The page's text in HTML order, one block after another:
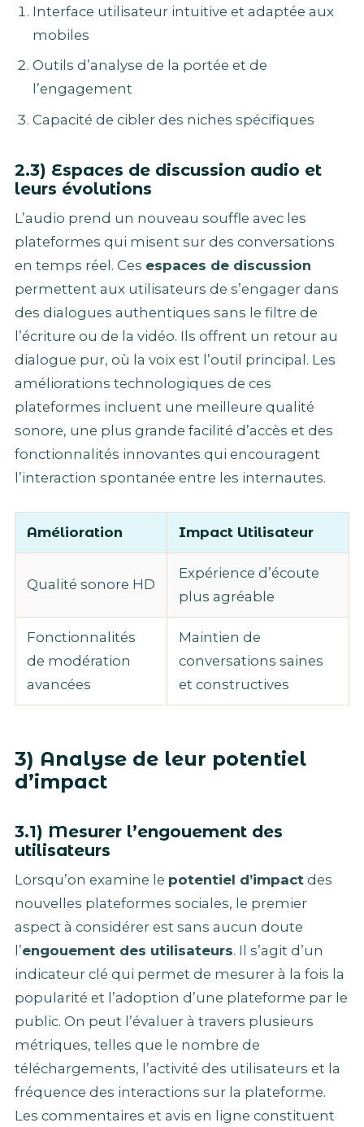
Interface utilisateur intuitive et adaptée aux
mobiles
Outils d’analyse de la portée et de
l’engagement
Capacité de cibler des niches spécifiques
2.3) Espaces de discussion audio et
leurs évolutions
L’audio prend un nouveau souffle avec les
plateformes qui misent sur des conversations
en temps réel. Ces espaces de discussion
permettent aux utilisateurs de s’engager dans
des dialogues authentiques sans le filtre de
l’écriture ou de la vidéo. Ils offrent un retour au
dialogue pur, où la voix est l’outil principal. Les
améliorations technologiques de ces
plateformes incluent une meilleure qualité
sonore, une plus grande facilité d’accès et des
fonctionnalités innovantes qui encouragent
l’interaction spontanée entre les internautes.
Amélioration Impact Utilisateur
Qualité sonore HD
Expérience d’écoute
plus agréable
Fonctionnalités
de modération
avancées
Maintien de
conversations saines
et constructives
3) Analyse de leur potentiel
d’impact
3.1) Mesurer l’engouement des
utilisateurs
Lorsqu’on examine le potentiel d’impact des
nouvelles plateformes sociales, le premier
aspect à considérer est sans aucun doute
l’engouement des utilisateurs. Il s’agit d’un
indicateur clé qui permet de mesurer à la fois la
popularité et l’adoption d’une plateforme par le
public. On peut l’évaluer à travers plusieurs
métriques, telles que le nombre de
téléchargements, l’activité des utilisateurs et la
fréquence des interactions sur la plateforme.
Les commentaires et avis en ligne constituent